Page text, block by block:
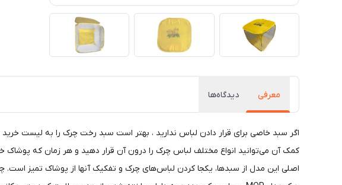
معرفی دیدگاه‌ها
اگر سبد خاصی برای قرار دادن لباس ندارید ، بهتر است سبد رخت چرک را به لیست
کمک آن می‌توانید انواع مختلف لباس چرک را درون آن قرار دهید و هر زمان که پوشاک
اصلی این مدل از سبدها، یکجا کردن لباس‌های چرک و تفکیک آنها از پوشاک تمیز است.